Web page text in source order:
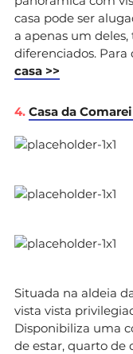
casa pode ser
a apenas um deles,
diferenciados. Para
casa >>
4. Casa da
Situada na aldeia
vista vista
Disponibiliza uma
de estar, quarto de